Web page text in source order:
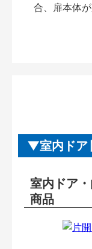
合、扉本体
室内ドア
室内ドア
商品